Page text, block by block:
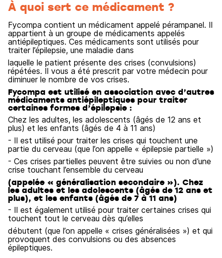
À quoi sert ce médicament ?
Fycompa contient un médicament appelé pérampanel. Il
appartient à un groupe de médicaments appelés
antiépileptiques. Ces médicaments sont utilisés pour
traiter l’épilepsie, une maladie dans
laquelle le patient présente des crises (convulsions)
répétées. Il vous a été prescrit par votre médecin pour
diminuer le nombre de vos crises.
Fycompa est utilisé en association avec d’autres
médicaments antiépileptiques pour traiter
certaines formes d’épilepsie :
Chez les adultes, les adolescents (âgés de 12 ans et
plus) et les enfants (âgés de 4 à 11 ans)
- Il est utilisé pour traiter les crises qui touchent une
partie du cerveau (que l’on appelle « épilepsie partielle »)
- Ces crises partielles peuvent être suivies ou non d’une
crise touchant l’ensemble du cerveau
(appelée « généralisation secondaire »). Chez
les adultes et les adolescents (âgés de 12 ans et
plus), et les enfants (âgés de 7 à 11 ans)
- Il est également utilisé pour traiter certaines crises qui
touchent tout le cerveau dès qu’elles
débutent (que l’on appelle « crises généralisées ») et qui
provoquent des convulsions ou des absences
épileptiques.